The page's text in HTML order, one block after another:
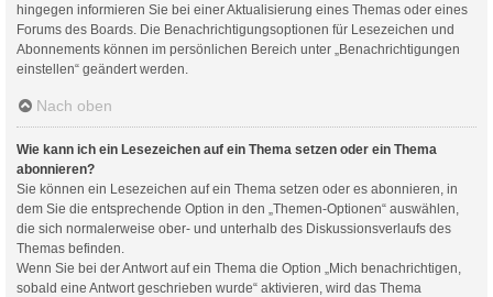
hingegen informieren Sie bei einer Aktualisierung eines Themas oder eines
Forums des Boards. Die Benachrichtigungsoptionen für Lesezeichen und
Abonnements können im persönlichen Bereich unter „Benachrichtigungen
einstellen“ geändert werden.
Nach oben
Wie kann ich ein Lesezeichen auf ein Thema setzen oder ein Thema
abonnieren?
Sie können ein Lesezeichen auf ein Thema setzen oder es abonnieren, in
dem Sie die entsprechende Option in den „Themen-Optionen“ auswählen,
die sich normalerweise ober- und unterhalb des Diskussionsverlaufs des
Themas befinden.
Wenn Sie bei der Antwort auf ein Thema die Option „Mich benachrichtigen,
sobald eine Antwort geschrieben wurde“ aktivieren, wird das Thema